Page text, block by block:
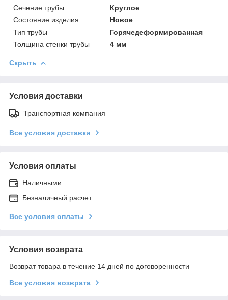
Сечение трубы
Круглое
Состояние изделия
Новое
Тип трубы
Горячедеформированная
Толщина стенки трубы
4 мм
Скрыть
Условия доставки
Транспортная компания
Все условия доставки
Условия оплаты
Наличными
Безналичный расчет
Все условия оплаты
Условия возврата
Возврат товара в течение 14 дней по договоренности
Все условия возврата